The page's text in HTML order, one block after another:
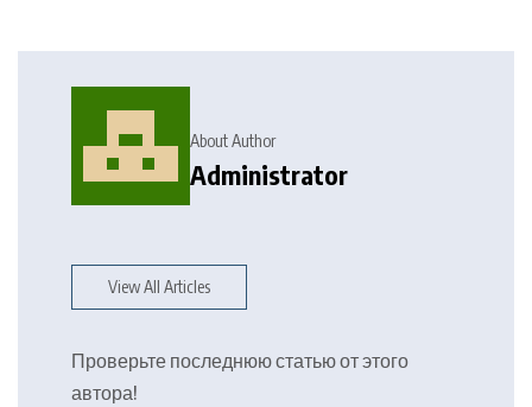
About Author
Administrator
View All Articles
Проверьте последнюю статью от этого
автора!